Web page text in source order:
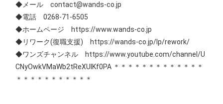
◆メール contact@wands-co.jp
◆電話 0268-71-6505
◆ホームページ https://www.wands-co.jp
◆リワーク(復職支援) https://wands-co.jp/lp/rework/
◆ワンズチャンネル https://www.youtube.com/channel/U
CNyOwkVMaWb2tReXUIKf0PA ＊＊＊＊＊＊＊＊＊＊＊＊＊
＊＊＊＊＊＊＊＊＊＊＊